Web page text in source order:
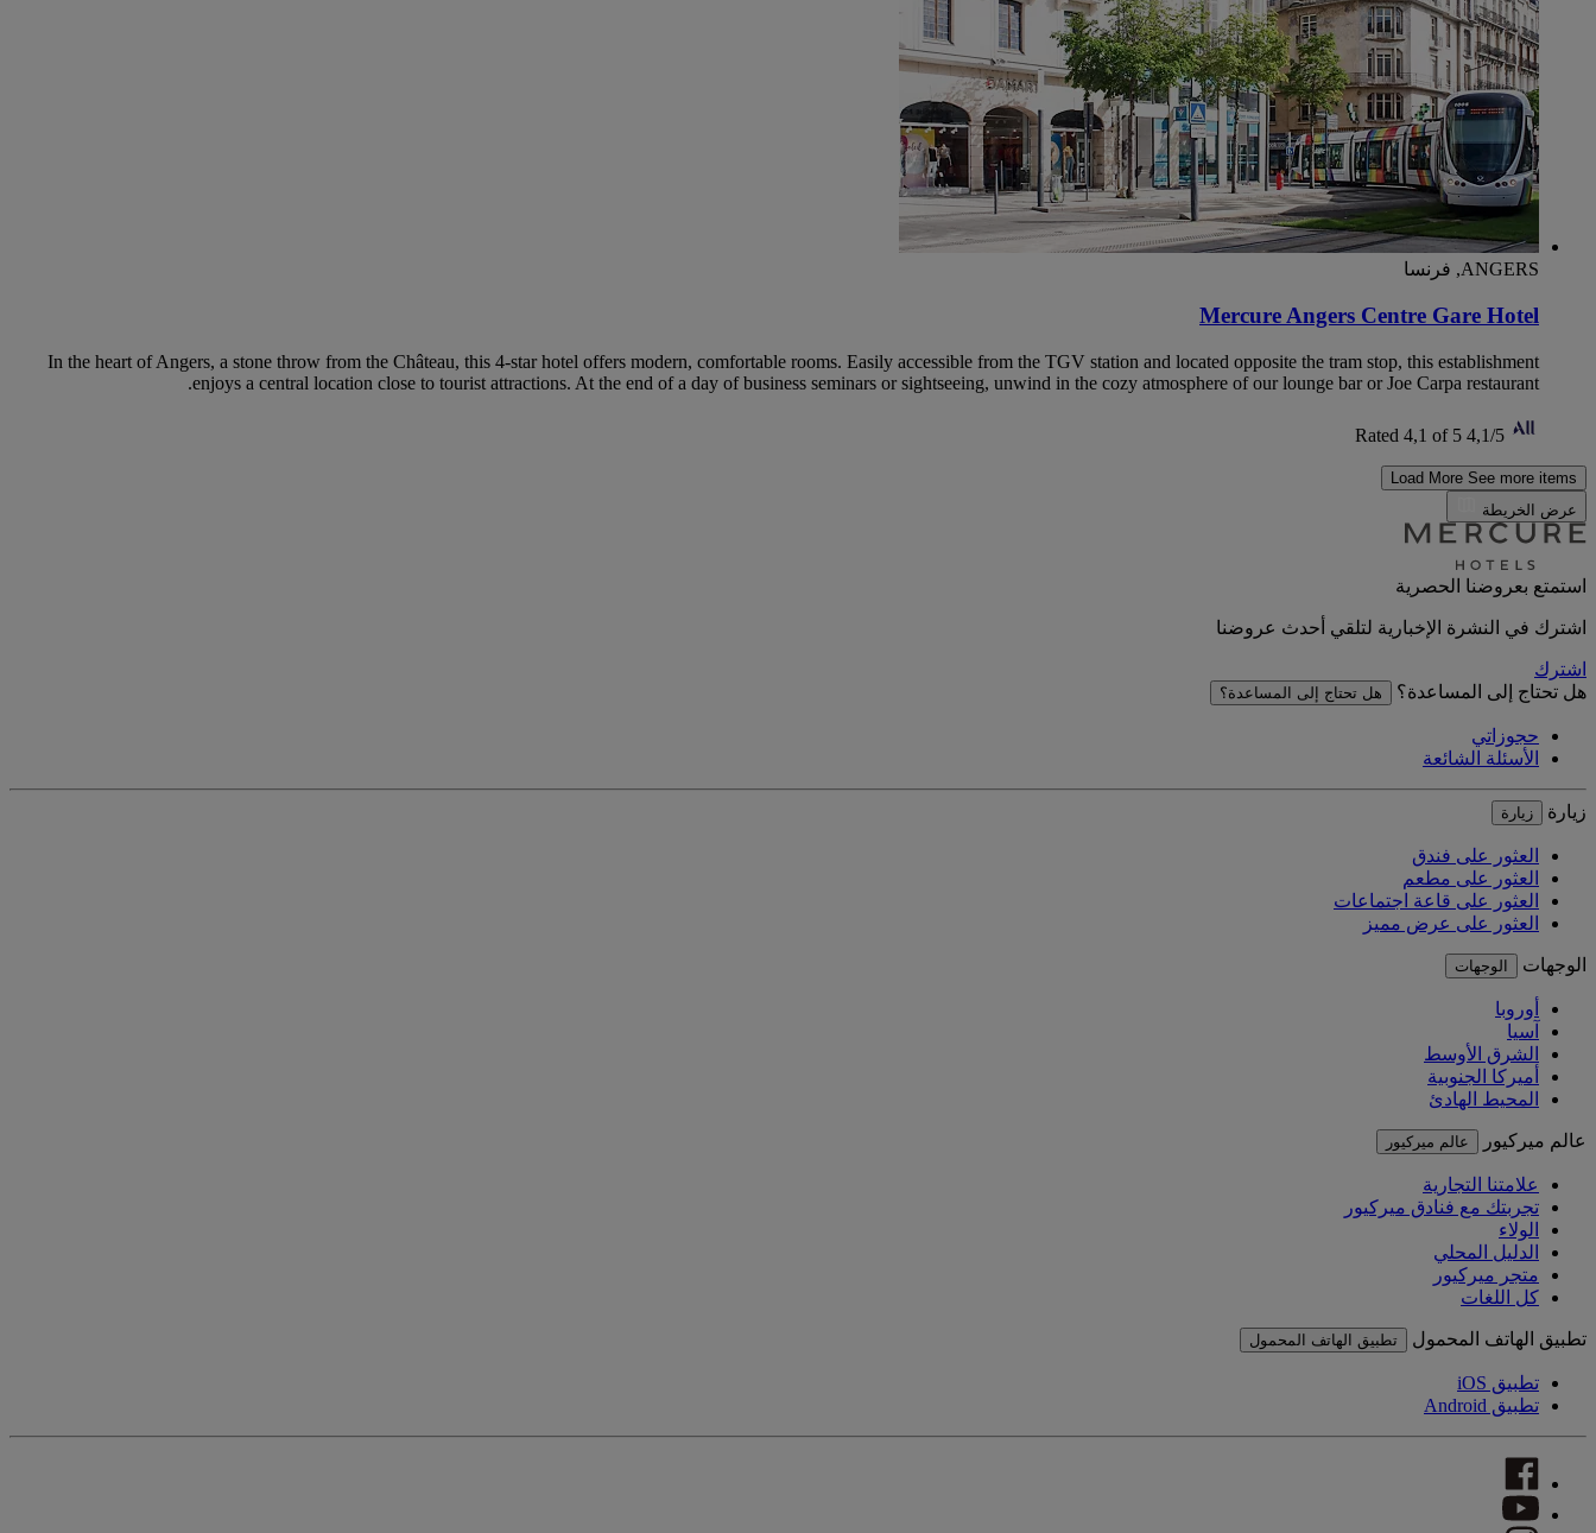
ANGERS, فرنسا
Mercure Angers Centre Gare Hotel
In the heart of Angers, a stone throw from the Château, this 4-star hotel offers modern, comfortable rooms. Easily accessible from the TGV station and located opposite the tram stop, this establishment
enjoys a central location close to tourist attractions. At the end of a day of business seminars or sightseeing, unwind in the cozy atmosphere of our lounge bar or Joe Carpa restaurant.
4,1/5
Rated 4,1 of 5
Load More See more items
عرض الخريطة
استمتع بعروضنا الحصرية
اشترك في النشرة الإخبارية لتلقي أحدث عروضنا
اشترك
هل تحتاج إلى المساعدة؟
هل تحتاج إلى المساعدة؟
حجوزاتي
الأسئلة الشائعة
زيارة زيارة
العثور على فندق
العثور على مطعم
العثور على قاعة اجتماعات
العثور على عرض مميز
الوجهات الوجهات
أوروبا
آسيا
الشرق الأوسط
أميركا الجنوبية
المحيط الهادئ
عالم ميركيور عالم ميركيور
علامتنا التجارية
تجربتك مع فنادق ميركيور
الولاء
الدليل المحلي
متجر ميركيور
كل اللغات
تطبيق الهاتف المحمول تطبيق الهاتف المحمول
تطبيق iOS
تطبيق Android